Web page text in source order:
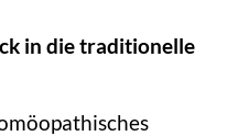
in die traditionelle